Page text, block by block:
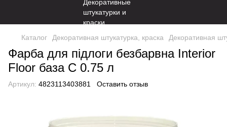
Каталог Декоративная штукатурка, краска Декоративная
Фарба для підлоги безбарвна Interior
Floor база C 0.75 л
Артикул: 4823113403881 Оставить отзыв